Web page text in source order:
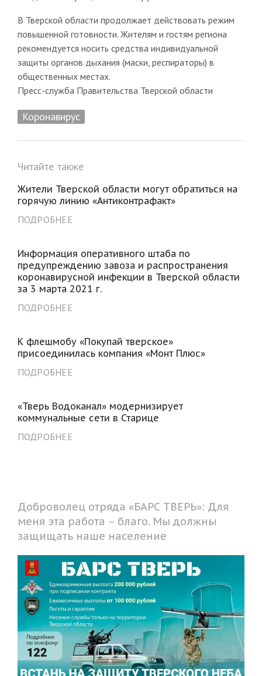
В Тверской области продолжает действовать режим
повышенной готовности. Жителям и гостям региона
рекомендуется носить средства индивидуальной
защиты органов дыхания (маски, респираторы) в
общественных местах.
Пресс-служба Правительства Тверской области
Коронавирус
Читайте также
Жители Тверской области могут обратиться на
горячую линию «Антиконтрафакт»
ПОДРОБНЕЕ
Информация оперативного штаба по
предупреждению завоза и распространения
коронавирусной инфекции в Тверской области
за 3 марта 2021 г.
ПОДРОБНЕЕ
К флешмобу «Покупай тверское»
присоединилась компания «Монт Плюс»
ПОДРОБНЕЕ
«Тверь Водоканал» модернизирует
коммунальные сети в Старице
ПОДРОБНЕЕ
Доброволец отряда «БАРС ТВЕРЬ»: Для
меня эта работа – благо. Мы должны
защищать наше население